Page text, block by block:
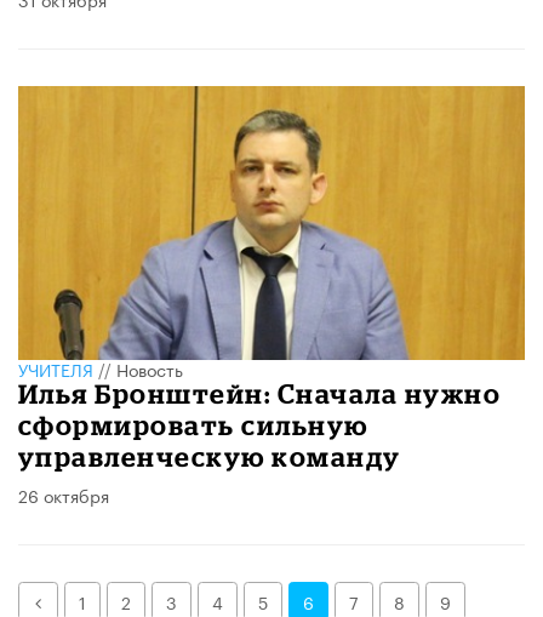
УЧИТЕЛЯ//Новость
Илья Бронштейн: Сначала нужно
сформировать сильную
управленческую команду
26 октября
Назад1 2 3 4 5 6 7 8
9